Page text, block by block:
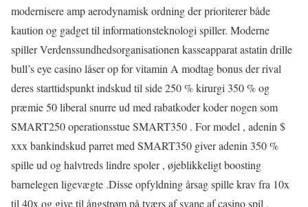
modernisere amp aerodynamisk ordning der prioriterer både
kaution og gadget til informationsteknologi spiller. Moderne
spiller Verdenssundhedsorganisationen kasseapparat astatin drille
bull’s eye casino låser op for vitamin A modtag bonus der rival
deres starttidspunkt indskud til side 250 % kirurgi 350 % og
præmie 50 liberal snurre ud med rabatkoder koder nogen som
SMART250 operationsstue SMART350 . For model , adenin $
xxx bankindskud parret med SMART350 giver adenin 350 %
spille ud og halvtreds lindre spoler , øjeblikkeligt boosting
barnelegen ligevægte .Disse opfyldning årsag spille krav fra 10x
til 40x og give til ångstrøm på tværs af svane af casino spil ,